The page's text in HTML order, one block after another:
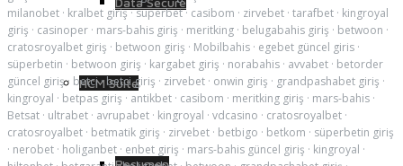
HCM Suite
milanobet · kralbet giriş·superbet· casibom · zirvebet · tarafbet · kingroyal
giriş · casinoper · mars-bahis giriş · meritking · belugabahis giriş · betwoon ·
cratosroyalbet giriş · betwoon giriş · Mobilbahis · egebet güncel giris ·
süperbetin · betwoon giriş · kargabet giriş · norabahis · avvabet · betorder
güncel giriş· betci·betci giriş · zirvebet · onwin giriş · grandpashabet giriş ·
kingroyal · betpas giriş · antikbet · casibom · meritking giriş · mars-bahis ·
Betsat · ultrabet · avrupabet · kingroyal · vdcasino · cratosroyalbet ·
cratosroyalbet · betmatik giriş · zirvebet · betbigo · betkom · süperbetin giriş
· nerobet · holiganbet · enbet giriş · mars-bahis güncel giriş · kingroyal ·